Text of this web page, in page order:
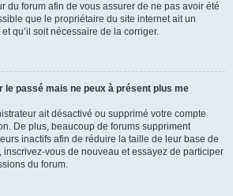
du forum afin de vous assurer de ne pas avoir été
que le propriétaire du site internet ait un
qu’il soit nécessaire de la corriger.
le passé mais ne peux à présent plus me
ait désactivé ou supprimé votre compte
De plus, beaucoup de forums suppriment
inactifs afin de réduire la taille de leur base de
inscrivez-vous de nouveau et essayez de participer
du forum.